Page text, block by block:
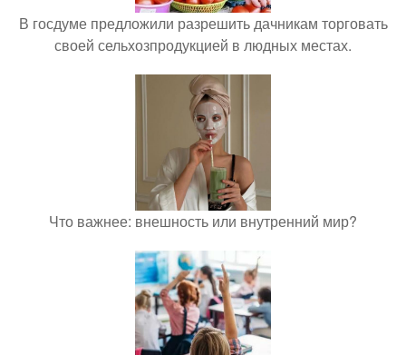
В госдуме предложили разрешить дачникам торговать
своей сельхозпродукцией в людных местах.
Что важнее: внешность или внутренний мир?